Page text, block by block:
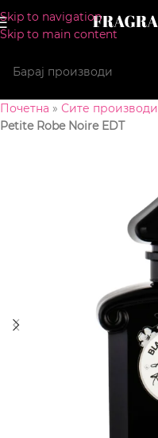
Skip to navigation
Skip to main content
Почетна » Сите производи
Petite Robe Noire EDT